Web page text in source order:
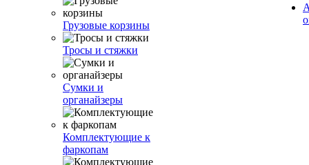
Грузовые корзины
Тросы и стяжки
Сумки и
органайзеры
Комплектующие к
фаркопам